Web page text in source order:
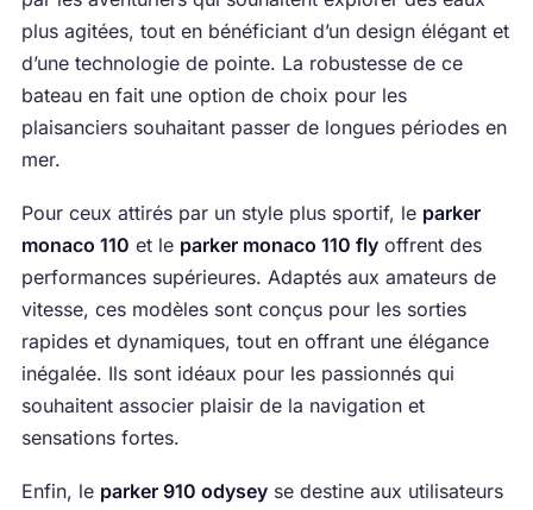
plus agitées, tout en bénéficiant d’un design élégant et
d’une technologie de pointe. La robustesse de ce
bateau en fait une option de choix pour les
plaisanciers souhaitant passer de longues périodes en
mer.
Pour ceux attirés par un style plus sportif, le parker
monaco 110 et le parker monaco 110 flyoffrent des
performances supérieures. Adaptés aux amateurs de
vitesse, ces modèles sont conçus pour les sorties
rapides et dynamiques, tout en offrant une élégance
inégalée. Ils sont idéaux pour les passionnés qui
souhaitent associer plaisir de la navigation et
sensations fortes.
Enfin, le parker 910 odyseyse destine aux utilisateurs